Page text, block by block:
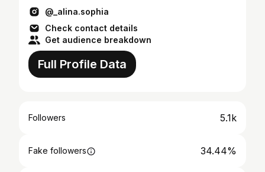
@_alina.sophia
Check contact details
Get audience breakdown
Full Profile Data
Followers 5.1k
Fake followers 34.44%